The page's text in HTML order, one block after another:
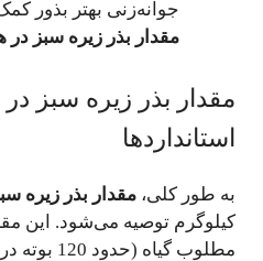
جوانه‌زنی بهتر بذور
مقدار بذر زیره سبز در
مقدار بذر زیره سبز در
استانداردها
به طور کلی، مقدار بذر زیره
کیلوگرم توصیه می‌شود. این
مطلوب